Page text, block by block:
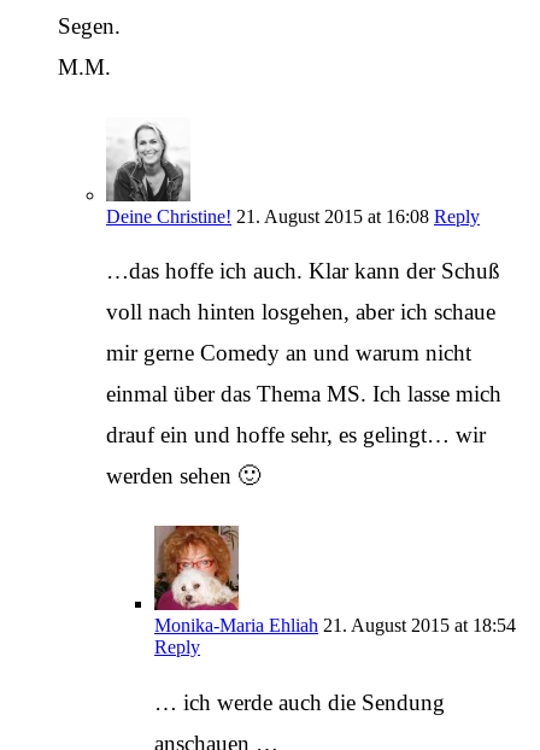
Segen.
M.M.
Deine Christine! 21. August 2015 at 16:08 Reply
…das hoffe ich auch. Klar kann der Schuß
voll nach hinten losgehen, aber ich schaue
mir gerne Comedy an und warum nicht
einmal über das Thema MS. Ich lasse mich
drauf ein und hoffe sehr, es gelingt… wir
werden sehen 🙂
Monika-Maria Ehliah 21. August 2015 at 18:54
Reply
… ich werde auch die Sendung
anschauen …